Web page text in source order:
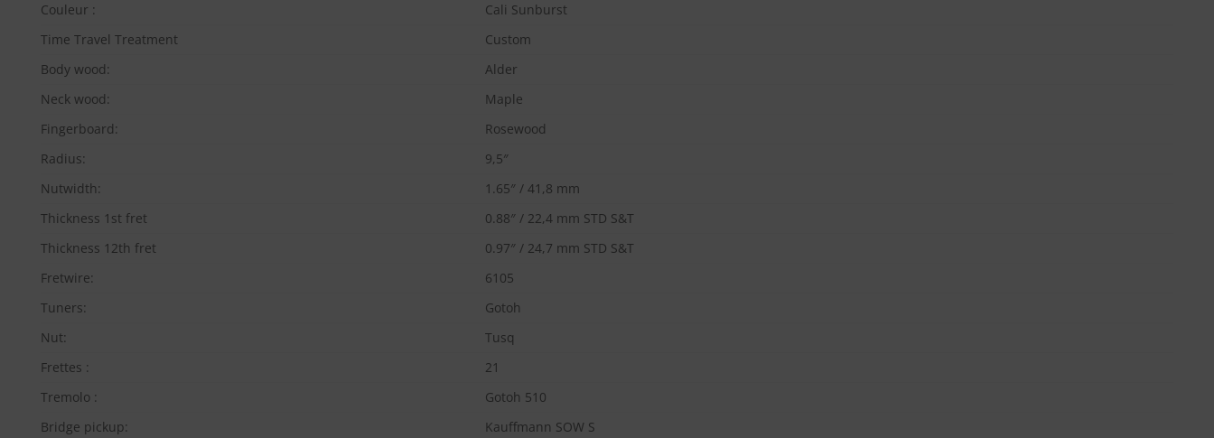
Couleur :
Cali Sunburst
Time Travel Treatment
Custom
Body wood:
Alder
Neck wood:
Maple
Fingerboard:
Rosewood
Radius:
9,5″
Nutwidth:
1.65″ / 41,8 mm
Thickness 1st fret
0.88″ / 22,4 mm STD S&T
Thickness 12th fret
0.97″ / 24,7 mm STD S&T
Fretwire:
6105
Tuners:
Gotoh
Nut:
Tusq
Frettes :
21
Tremolo :
Gotoh 510
Bridge pickup:
Kauffmann SOW S